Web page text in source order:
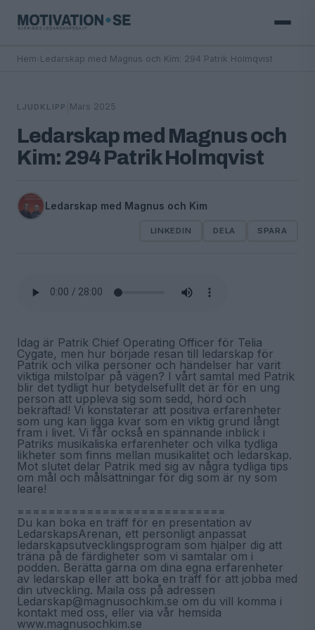
Hem Ledarskap med Magnus och Kim: 294 Patrik Holmqvist
LJUDKLIPP Mars 2025
Ledarskap med Magnus och
Kim: 294 Patrik Holmqvist
Ledarskap med Magnus och Kim
LINKEDIN DELA SPARA
Idag är Patrik Chief Operating Officer för Telia
Cygate, men hur började resan till ledarskap för
Patrik och vilka personer och händelser har varit
viktiga milstolpar på vägen? I vårt samtal med Patrik
blir det tydligt hur betydelsefullt det är för en ung
person att uppleva sig som sedd, hörd och
bekräftad! Vi konstaterar att positiva erfarenheter
som ung kan ligga kvar som en viktig grund långt
fram i livet. Vi får också en spännande inblick i
Patriks musikaliska erfarenheter och vilka tydliga
likheter som finns mellan musikalitet och ledarskap.
Mot slutet delar Patrik med sig av några tydliga tips
om mål och målsättningar för dig som är ny som
leare!
===========================
Du kan boka en träff för en presentation av
LedarskapsArenan, ett personligt anpassat
ledarskapsutvecklingsprogram som hjälper dig att
träna på de färdigheter som vi samtalar om i
podden. Berätta gärna om dina egna erfarenheter
av ledarskap eller att boka en träff för att jobba med
din utveckling. Maila oss på adressen
Ledarskap@magnusochkim.se om du vill komma i
kontakt med oss, eller via vår hemsida
www.magnusochkim.se